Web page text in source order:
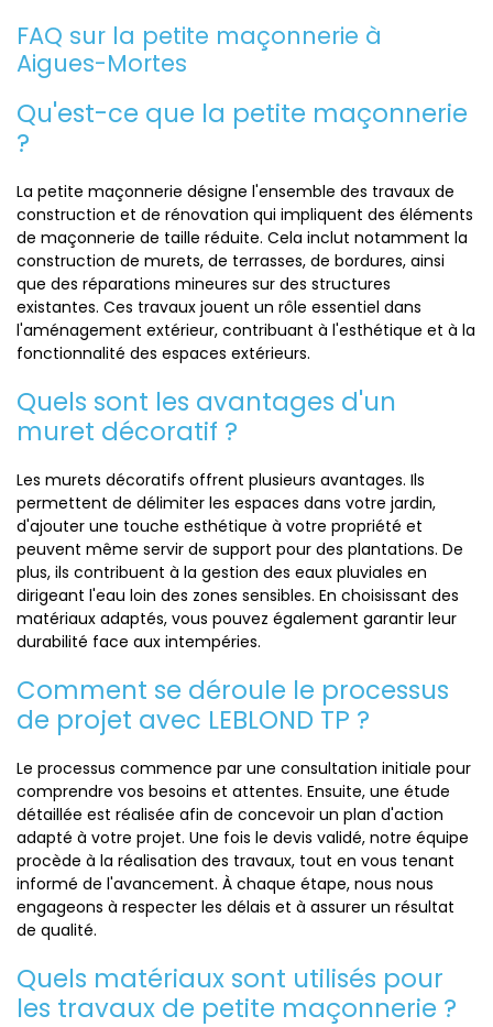
FAQ sur la petite maçonnerie à
Aigues-Mortes
Qu'est-ce que la petite maçonnerie
?
La petite maçonnerie désigne l'ensemble des travaux de
construction et de rénovation qui impliquent des éléments
de maçonnerie de taille réduite. Cela inclut notamment la
construction de murets, de terrasses, de bordures, ainsi
que des réparations mineures sur des structures
existantes. Ces travaux jouent un rôle essentiel dans
l'aménagement extérieur, contribuant à l'esthétique et à la
fonctionnalité des espaces extérieurs.
Quels sont les avantages d'un
muret décoratif ?
Les murets décoratifs offrent plusieurs avantages. Ils
permettent de délimiter les espaces dans votre jardin,
d'ajouter une touche esthétique à votre propriété et
peuvent même servir de support pour des plantations. De
plus, ils contribuent à la gestion des eaux pluviales en
dirigeant l'eau loin des zones sensibles. En choisissant des
matériaux adaptés, vous pouvez également garantir leur
durabilité face aux intempéries.
Comment se déroule le processus
de projet avec LEBLOND TP ?
Le processus commence par une consultation initiale pour
comprendre vos besoins et attentes. Ensuite, une étude
détaillée est réalisée afin de concevoir un plan d'action
adapté à votre projet. Une fois le devis validé, notre équipe
procède à la réalisation des travaux, tout en vous tenant
informé de l'avancement. À chaque étape, nous nous
engageons à respecter les délais et à assurer un résultat
de qualité.
Quels matériaux sont utilisés pour
les travaux de petite maçonnerie ?